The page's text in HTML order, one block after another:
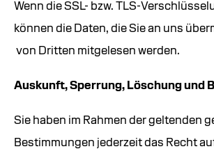
Wenn die SSL- bzw. TLS-
können die Daten, die Sie an uns
von Dritten mitgelesen werden.
Auskunft, Sperrung, Löschung und
Sie haben im Rahmen der geltenden
Bestimmungen jederzeit das Recht